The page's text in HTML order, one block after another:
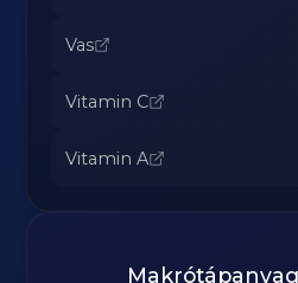
Vas
Vitamin C
Vitamin A